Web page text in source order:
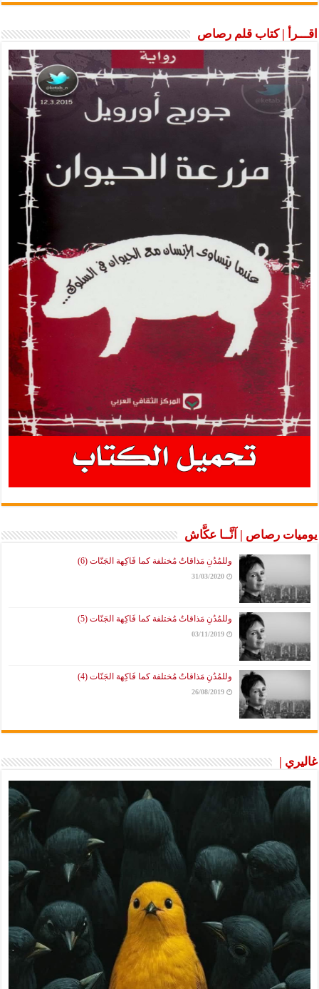
اقـــرأ | كتاب قلم رصاص
يوميات رصاص | آنَّــا عكَّاش
وللمُدُنِ مَذاقاتٌ مُختلفة كما فَاكِهة الجَنّات (6)
31/03/2020
وللمُدُنِ مَذاقاتٌ مُختلفة كما فَاكِهة الجَنّات (5)
03/11/2019
وللمُدُنِ مَذاقاتٌ مُختلفة كما فَاكِهة الجَنّات (4)
26/08/2019
غاليري |